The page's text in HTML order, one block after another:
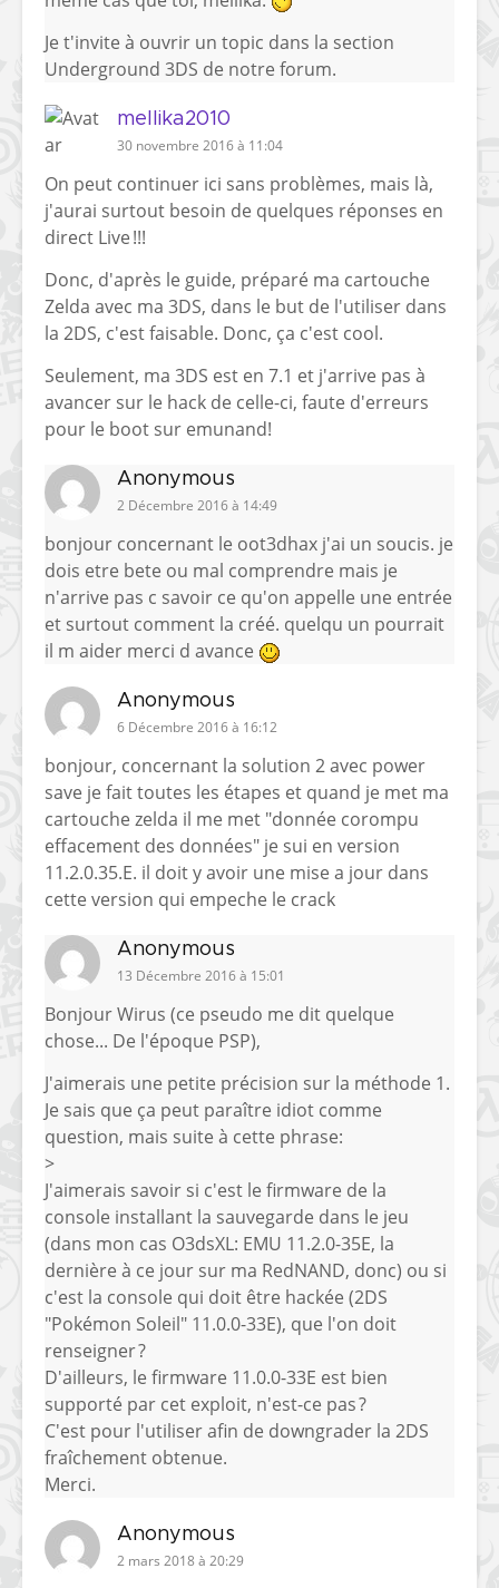
Je t'invite à ouvrir un topic dans la section
Underground 3DS de notre forum.
mellika2010
30 novembre 2016 à 11:04
On peut continuer ici sans problèmes, mais là,
j'aurai surtout besoin de quelques réponses en
direct Live !!!
Donc, d'après le guide, préparé ma cartouche
Zelda avec ma 3DS, dans le but de l'utiliser dans
la 2DS, c'est faisable. Donc, ça c'est cool.
Seulement, ma 3DS est en 7.1 et j'arrive pas à
avancer sur le hack de celle-ci, faute d'erreurs
pour le boot sur emunand!
Anonymous
2 Décembre 2016 à 14:49
bonjour concernant le oot3dhax j'ai un soucis. je
dois etre bete ou mal comprendre mais je
n'arrive pas c savoir ce qu'on appelle une entrée
et surtout comment la créé. quelqu un pourrait
il m aider merci d avance
Anonymous
6 Décembre 2016 à 16:12
bonjour, concernant la solution 2 avec power
save je fait toutes les étapes et quand je met ma
cartouche zelda il me met "donnée corompu
effacement des données" je sui en version
11.2.0.35.E. il doit y avoir une mise a jour dans
cette version qui empeche le crack
Anonymous
13 Décembre 2016 à 15:01
Bonjour Wirus (ce pseudo me dit quelque
chose... De l'époque PSP),
J'aimerais une petite précision sur la méthode 1.
Je sais que ça peut paraître idiot comme
question, mais suite à cette phrase:
>
J'aimerais savoir si c'est le firmware de la
console installant la sauvegarde dans le jeu
(dans mon cas O3dsXL: EMU 11.2.0-35E, la
dernière à ce jour sur ma RedNAND, donc) ou si
c'est la console qui doit être hackée (2DS
"Pokémon Soleil" 11.0.0-33E), que l'on doit
renseigner ?
D'ailleurs, le firmware 11.0.0-33E est bien
supporté par cet exploit, n'est-ce pas ?
C'est pour l'utiliser afin de downgrader la 2DS
fraîchement obtenue.
Merci.
Anonymous
2 mars 2018 à 20:29